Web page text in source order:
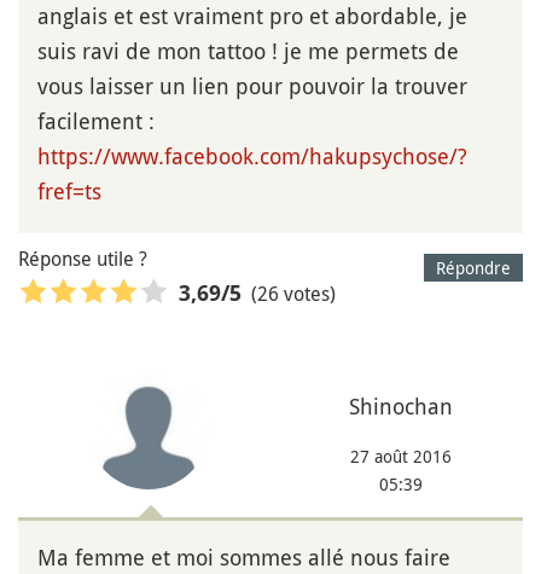
anglais et est vraiment pro et abordable, je
suis ravi de mon tattoo ! je me permets de
vous laisser un lien pour pouvoir la trouver
facilement :
https://www.facebook.com/hakupsychose/?
fref=ts
Répondre
Réponse utile ?
3,69/5 (26 votes)
Shinochan
27 août 2016
05:39
Ma femme et moi sommes allé nous faire